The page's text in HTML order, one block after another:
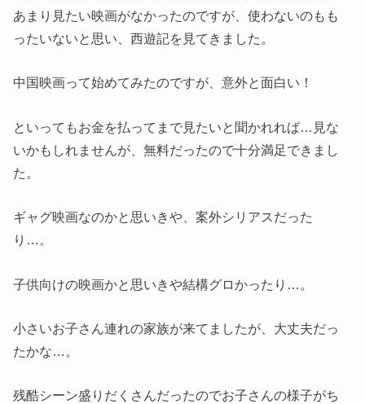
あまり見たい映画がなかったのですが、使わないのもも
ったいないと思い、西遊記を見てきました。
中国映画って始めてみたのですが、意外と面白い！
といってもお金を払ってまで見たいと聞かれれば…見な
いかもしれませんが、無料だったので十分満足できまし
た。
ギャグ映画なのかと思いきや、案外シリアスだった
り…。
子供向けの映画かと思いきや結構グロかったり…。
小さいお子さん連れの家族が来てましたが、大丈夫だっ
たかな…。
残酷シーン盛りだくさんだったのでお子さんの様子がち